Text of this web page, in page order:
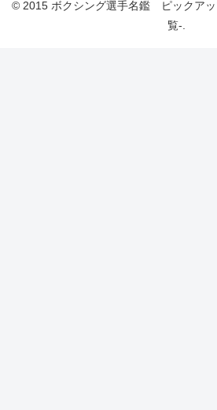
© 2015 ボクシング選手名鑑 ピックア
覧-.